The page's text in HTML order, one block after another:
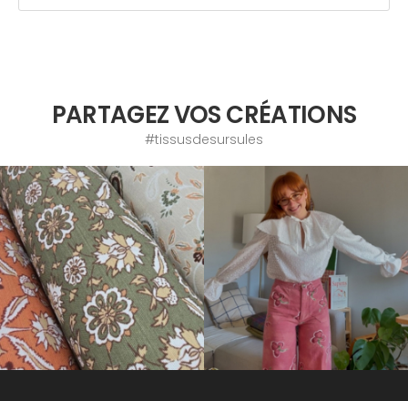
PARTAGEZ VOS CRÉATIONS
#tissusdesursules